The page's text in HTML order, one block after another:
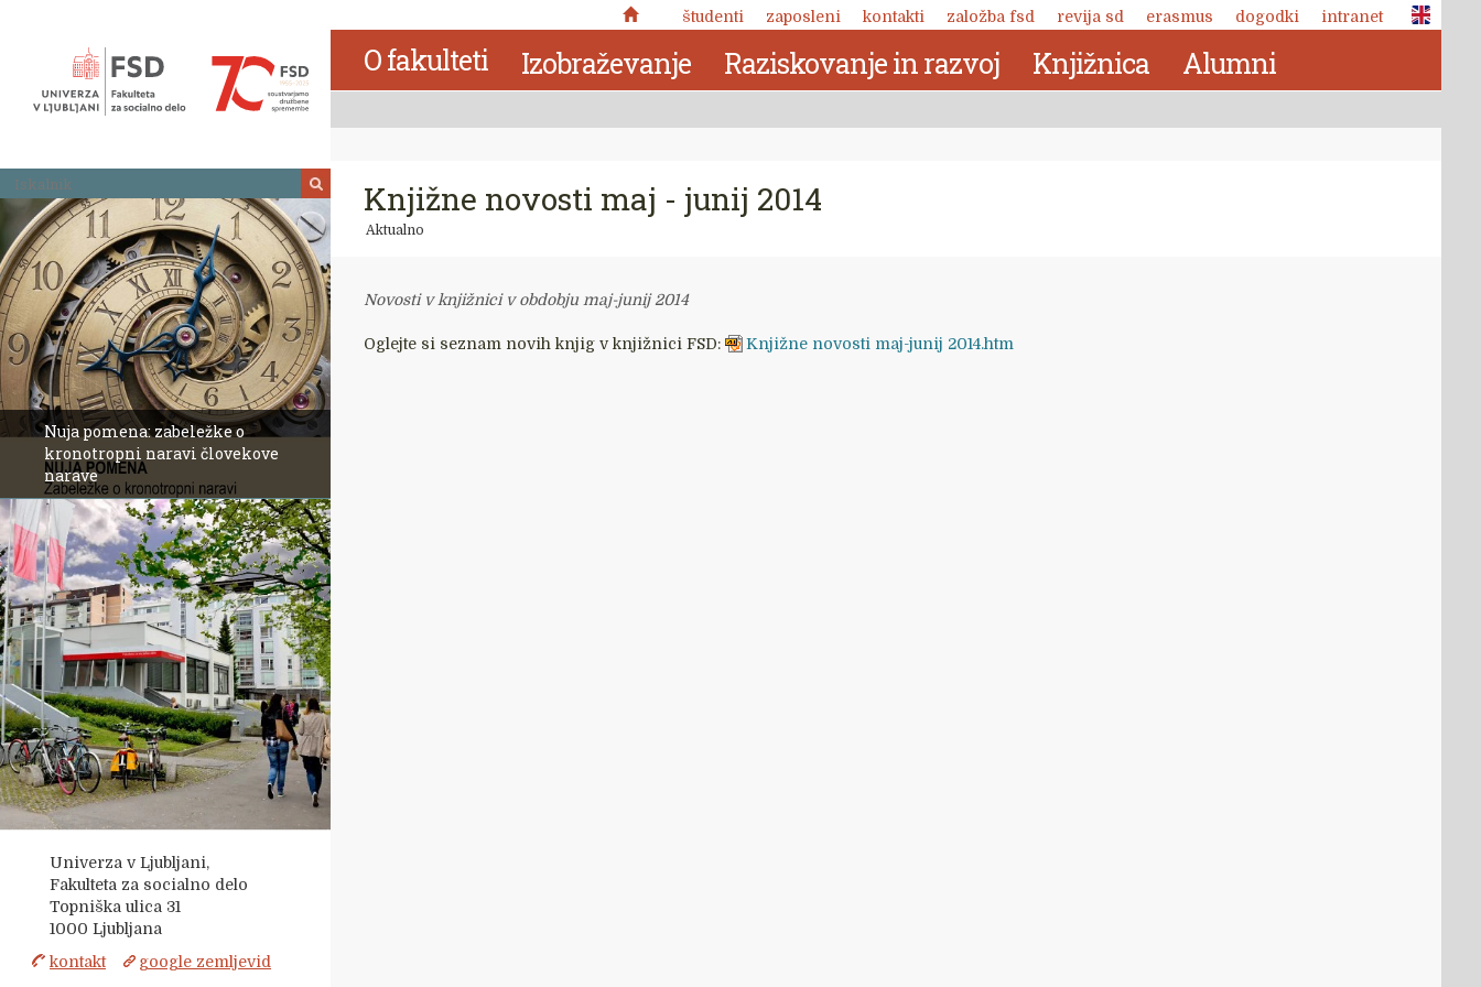
vsebino
Nuja pomena: zabeležke o
kronotropni naravi človekove
narave
Univerza v Ljubljani,
Fakulteta za socialno delo
Topniška ulica 31
1000 Ljubljana
kontakt
google zemljevid
študenti zaposleni kontakti založba fsd revija sd erasmus dogodki intranet
O fakulteti Izobraževanje Raziskovanje in razvoj Knjižnica Alumni
Knjižne novosti maj - junij 2014
Aktualno
Novosti v knjižnici v obdobju maj-junij 2014
Oglejte si seznam novih knjig v knjižnici FSD: Knjižne novosti maj-junij 2014.htm